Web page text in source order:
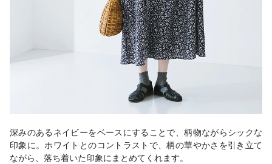
深みのあるネイビーをベースにすることで、柄物ながらシックな
印象に。ホワイトとのコントラストで、柄の華やかさを引き立て
ながら、落ち着いた印象にまとめてくれます。